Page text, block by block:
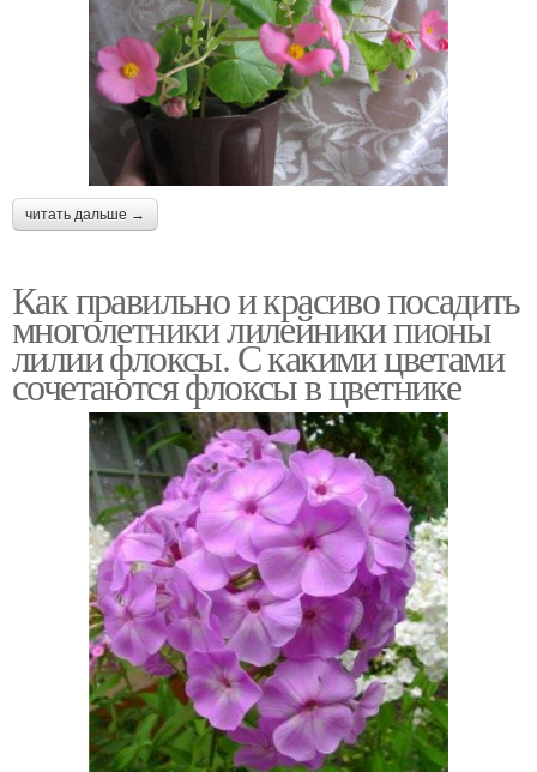
читать дальше →
Как правильно и красиво посадить
многолетники лилейники пионы
лилии флоксы. С какими цветами
сочетаются флоксы в цветнике